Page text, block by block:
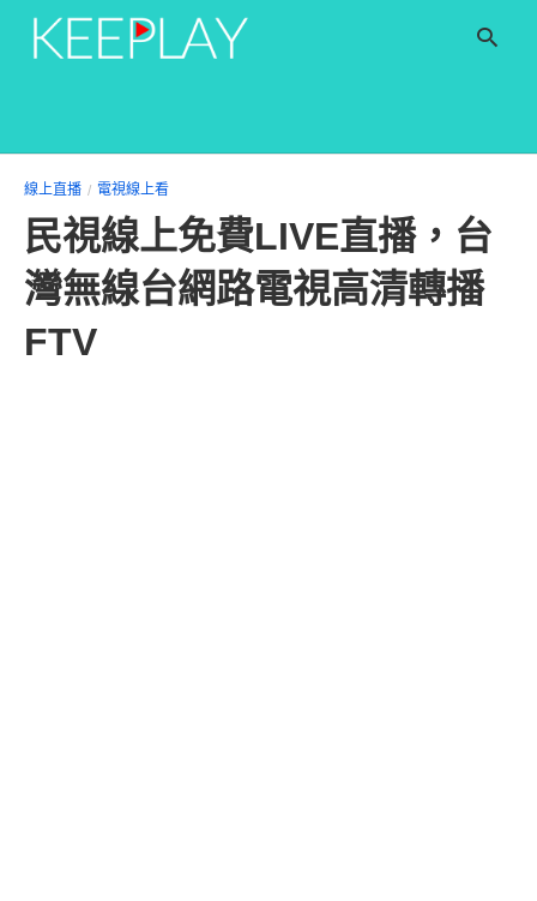
線上直播 電視線上看
民視線上免費LIVE直播，台
灣無線台網路電視高清轉播
FTV